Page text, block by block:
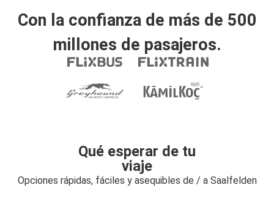
Con la confianza de más de 500
millones de pasajeros.
Qué esperar de tu
viaje
Opciones rápidas, fáciles y asequibles de / a Saalfelden